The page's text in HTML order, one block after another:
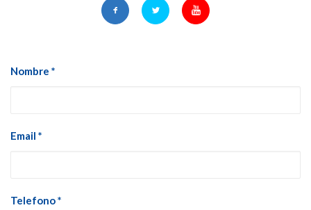
Nombre *
Email *
Telefono *